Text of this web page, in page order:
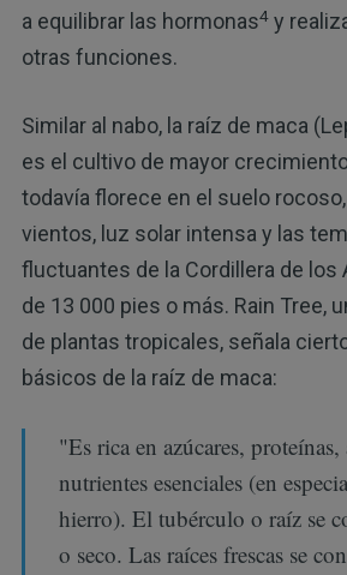
a equilibrar las hormonas4y
otras funciones.
Similar al nabo, la raíz de maca
es el cultivo de mayor
todavía florece en el suelo
vientos, luz solar intensa y las
fluctuantes de la Cordillera de los
de 13 000 pies o más. Rain Tree,
de plantas tropicales, señala
básicos de la raíz de maca:
"Es rica en azúcares,
nutrientes esenciales (en
hierro). El tubérculo o raíz se
o seco. Las raíces frescas se